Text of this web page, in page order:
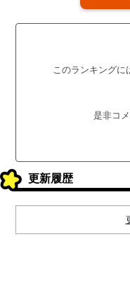
このランキングに
是非コ
更新履歴